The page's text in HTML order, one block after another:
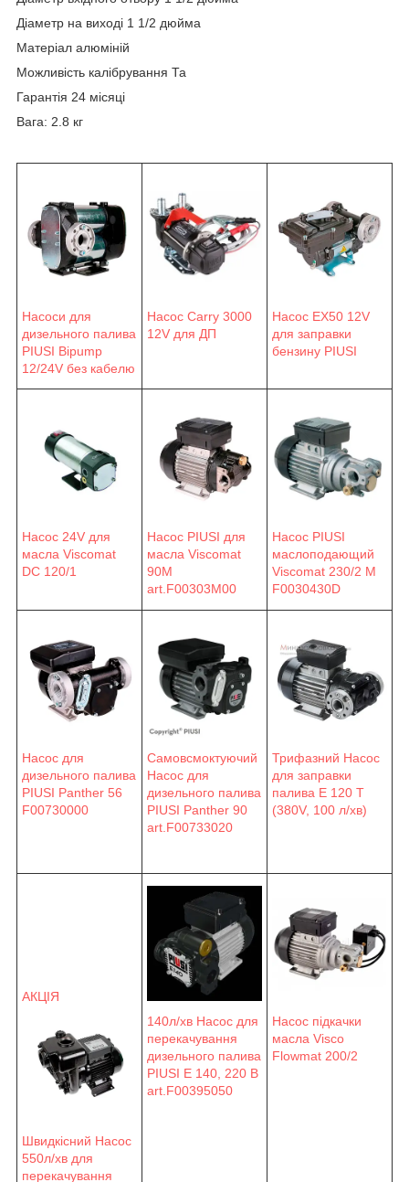
Діаметр на виході 1 1/2 дюйма
Матеріал алюміній
Можливість калібрування Та
Гарантія 24 місяці
Вага: 2.8 кг
Насоси для
дизельного палива
PIUSI Bipump
12/24V без кабелю
Насос Carry 3000
12V для ДП
Насос EX50 12V
для заправки
бензину PIUSI
Насос 24V для
масла Viscomat
DC 120/1
Насос PIUSI для
масла Viscomat
90M
art.F00303M00
Насос PIUSI
маслоподающий
Viscomat 230/2 M
F0030430D
Насос для
дизельного палива
PIUSI Panther 56
F00730000
Самовсмоктуючий
Насос для
дизельного палива
PIUSI Panther 90
art.F00733020
Трифазний Насос
для заправки
палива E 120 T
(380V, 100 л/хв)
АКЦІЯ
Швидкісний Насос
550л/хв для
перекачування
140л/хв Насос для
перекачування
дизельного палива
PIUSI Е 140, 220 В
art.F00395050
Насос підкачки
масла Visco
Flowmat 200/2